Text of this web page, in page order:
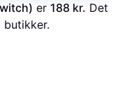
er 188 kr. Det
butikker.